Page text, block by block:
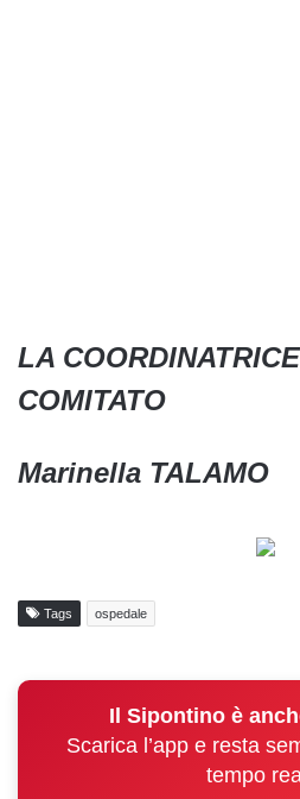
LA
COMITATO
Marinella TALAMO
Tags ospedale
Il Sipontino è
Scarica l’app e resta
tempo